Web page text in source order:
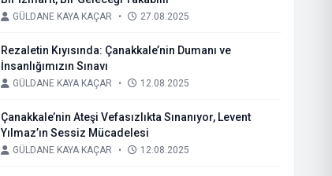
GÜLDANE KAYA KAÇAR • 27.08.2025
Rezaletin Kıyısında: Çanakkale’nin Dumanı ve
İnsanlığımızın Sınavı
GÜLDANE KAYA KAÇAR • 12.08.2025
Çanakkale’nin Ateşi Vefasızlıkta Sınanıyor, Levent
Yılmaz’ın Sessiz Mücadelesi
GÜLDANE KAYA KAÇAR • 12.08.2025